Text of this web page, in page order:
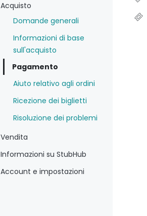
Acquisto
Domande generali
Informazioni di base
sull'acquisto
Pagamento
Aiuto relativo agli ordini
Ricezione dei biglietti
Risoluzione dei problemi
Vendita
Informazioni su StubHub
Account e impostazioni